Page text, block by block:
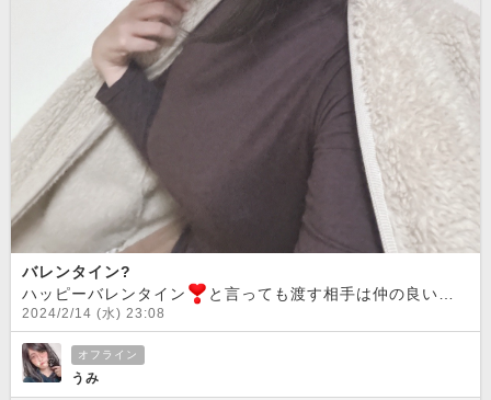
バレンタイン?
ハッピーバレンタイン
と言っても渡す相手は仲の良い友人にのみ
2024/2/14 (水) 23:08
オフライン
うみ